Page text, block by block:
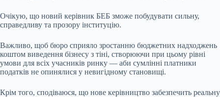
Очікую, що новий керівник БЕБ зможе побудувати сильну,
справедливу та прозору інституцію.
Важливо, щоб бюро сприяло зростанню бюджетних надходжень
коштом виведення бізнесу з тіні, створюючи при цьому рівні
умови для всіх учасників ринку — аби сумлінні платники
податків не опинялися у невигідному становищі.
Крім того, сподіваюся, що нове керівництво забезпечить реальну